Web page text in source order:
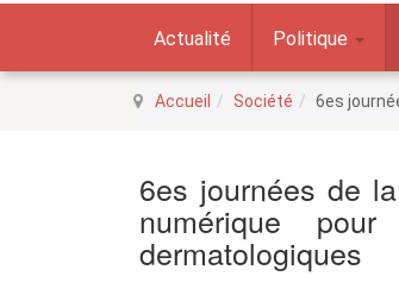
Actualité Politique
Accueil Société 6es
6es journées de
numérique
dermatologiques